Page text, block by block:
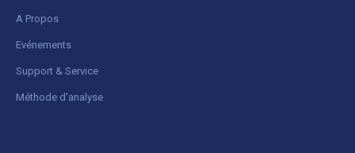
A Propos
Evénements
Support & Service
Méthode d'analyse